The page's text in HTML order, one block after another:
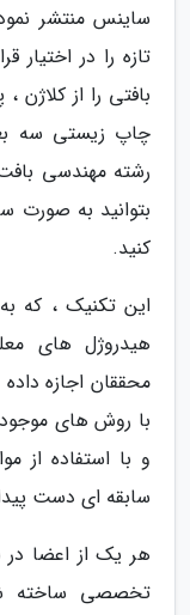
ساینس منتشر
تازه را در اختیار
بافتی را از
چاپ زیستی سه
رشته مهندسی
بتوانید به صورت
کنید.
این تکنیک ، که
محققان اجازه
با روش های
و با استفاده از
سابقه ای دست
هر یک از اعضا در
تخصصی ساخته